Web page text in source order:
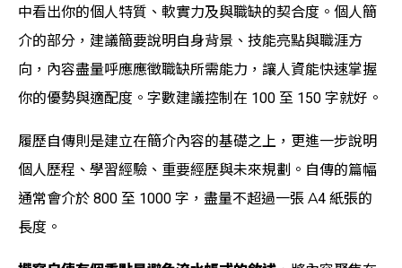
中看出你的個人特質、軟實力及與職缺的契合度。個人簡
介的部分，建議簡要說明自身背景、技能亮點與職涯方
向，內容盡量呼應應徵職缺所需能力，讓人資能快速掌握
你的優勢與適配度。字數建議控制在 100 至 150 字就好。
履歷自傳則是建立在簡介內容的基礎之上，更進一步說明
個人歷程、學習經驗、重要經歷與未來規劃。自傳的篇幅
通常會介於 800 至 1000 字，盡量不超過一張 A4 紙張的
長度。